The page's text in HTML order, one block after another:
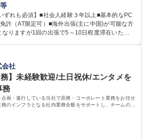
・開発商品の生産管理・品質管理を担当。『か
ジションです。 有名ブランドやキャラ
した商品の企画・開発・販売を行っています。企
の製造に関わる全てのプロセスにおいて、生産
連の書類の管理、国内倉庫での品質チェック、
ターバック
/年休125日/転勤無
ずれも必須】■社会人経験３年以上■基本的なPC
許（AT限定可）■海外出張(主に中国)が可能な方
りますが1回の出張で5～10日程度滞在いただ
り組める方』 ・工場やライセンス元を含む社内
ケーションが取れる方 ※折衝は営業担当がメイ
社
務】未経験歓迎/土日祝休/エンタメを
務
画・進行している当社で庶務・コーポレート業務をお任せ
のインフラとなる社内業務全般をサポートし、チームの円
。